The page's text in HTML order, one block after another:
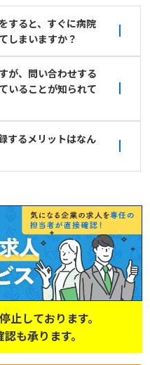
すると、すぐに病院
しまいますか？
が、問い合わせする
いることが知られて
するメリットはなん
止しております。
も承ります。